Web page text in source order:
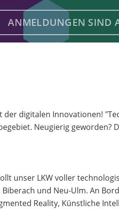
ANMELDUNGEN SIND
der digitalen Innovationen!
Neugierig geworden?
unser LKW voller
und Neu-Ulm. An
Reality, Künstliche